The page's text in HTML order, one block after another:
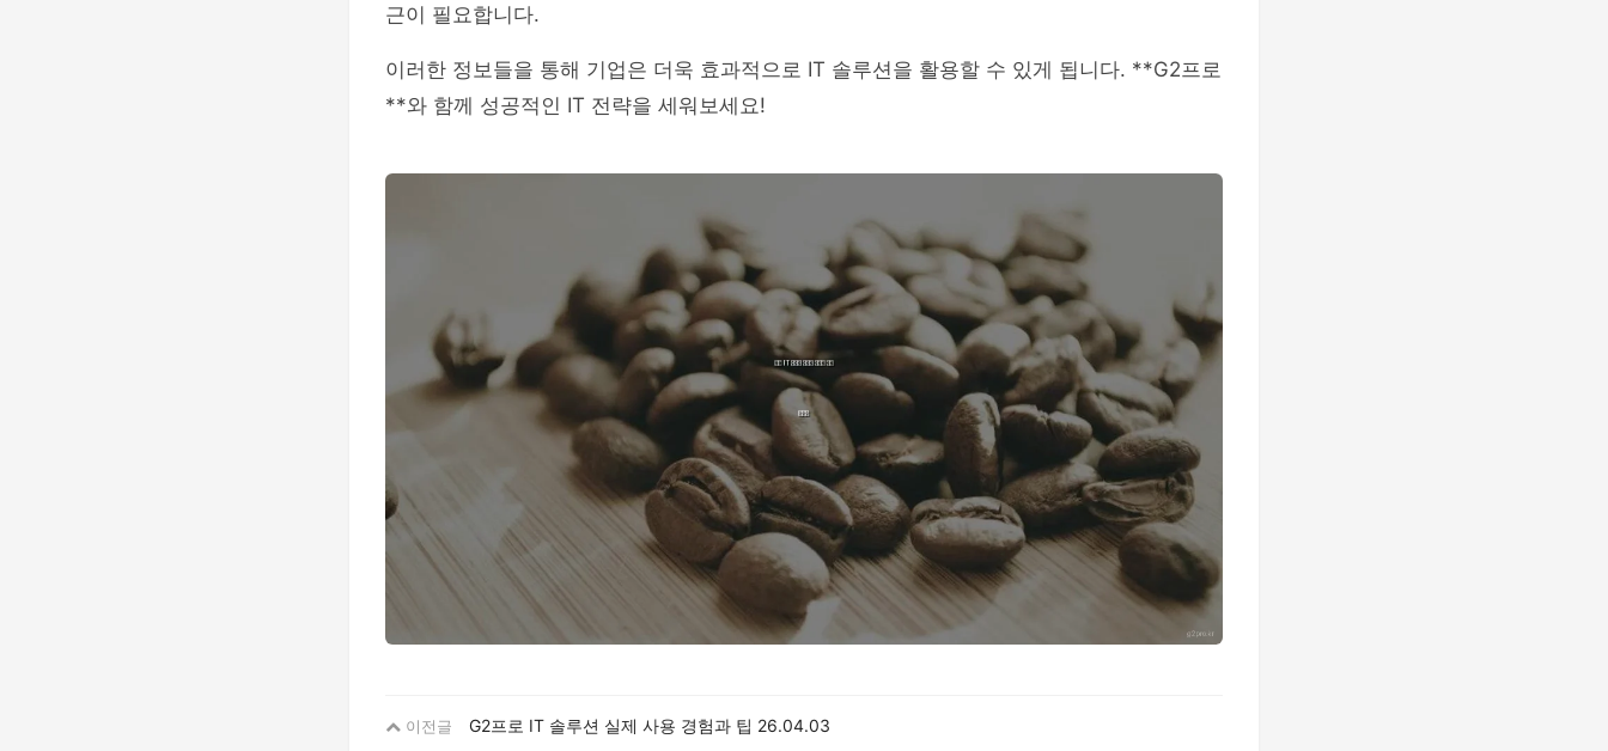
근이 필요합니다.
이러한 정보들을 통해 기업은 더욱 효과적으로 IT 솔루션을 활용할 수 있게 됩니다. **G2프로
**와 함께 성공적인 IT 전략을 세워보세요!
이전글 G2프로 IT 솔루션 실제 사용 경험과 팁 26.04.03